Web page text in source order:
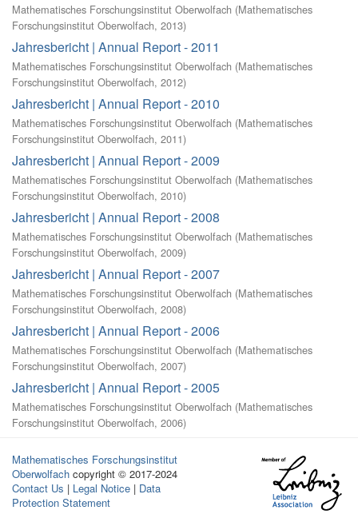
Mathematisches Forschungsinstitut Oberwolfach (Mathematisches
Forschungsinstitut Oberwolfach, 2013)
Jahresbericht | Annual Report - 2011
Mathematisches Forschungsinstitut Oberwolfach (Mathematisches
Forschungsinstitut Oberwolfach, 2012)
Jahresbericht | Annual Report - 2010
Mathematisches Forschungsinstitut Oberwolfach (Mathematisches
Forschungsinstitut Oberwolfach, 2011)
Jahresbericht | Annual Report - 2009
Mathematisches Forschungsinstitut Oberwolfach (Mathematisches
Forschungsinstitut Oberwolfach, 2010)
Jahresbericht | Annual Report - 2008
Mathematisches Forschungsinstitut Oberwolfach (Mathematisches
Forschungsinstitut Oberwolfach, 2009)
Jahresbericht | Annual Report - 2007
Mathematisches Forschungsinstitut Oberwolfach (Mathematisches
Forschungsinstitut Oberwolfach, 2008)
Jahresbericht | Annual Report - 2006
Mathematisches Forschungsinstitut Oberwolfach (Mathematisches
Forschungsinstitut Oberwolfach, 2007)
Jahresbericht | Annual Report - 2005
Mathematisches Forschungsinstitut Oberwolfach (Mathematisches
Forschungsinstitut Oberwolfach, 2006)
Mathematisches Forschungsinstitut
Oberwolfach copyright © 2017-2024
Contact Us | Legal Notice | Data
Protection Statement